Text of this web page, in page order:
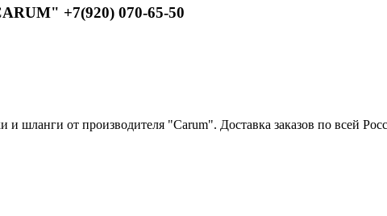
+7(920) 070-65-50
шланги от производителя "Carum". Доставка заказов по всей